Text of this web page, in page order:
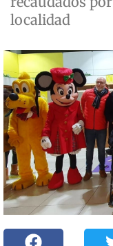
localidad